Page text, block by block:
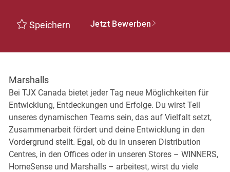
Speichern Jetzt Bewerben
Marshalls
Bei TJX Canada bietet jeder Tag neue Möglichkeiten für
Entwicklung, Entdeckungen und Erfolge. Du wirst Teil
unseres dynamischen Teams sein, das auf Vielfalt setzt,
Zusammenarbeit fördert und deine Entwicklung in den
Vordergrund stellt. Egal, ob du in unseren Distribution
Centres, in den Offices oder in unseren Stores – WINNERS,
HomeSense und Marshalls – arbeitest, wirst du viele